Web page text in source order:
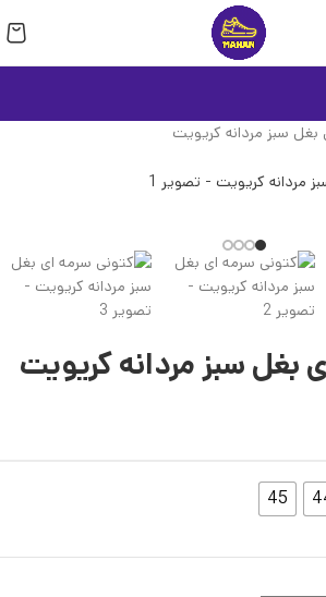
سبز مردانه کریویت
بغل سبز مردانه کریویت
45